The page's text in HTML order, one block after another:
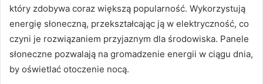
który zdobywa coraz większą popularność. Wykorzystują
energię słoneczną, przekształcając ją w elektryczność, co
czyni je rozwiązaniem przyjaznym dla środowiska. Panele
słoneczne pozwalają na gromadzenie energii w ciągu dnia,
by oświetlać otoczenie nocą.